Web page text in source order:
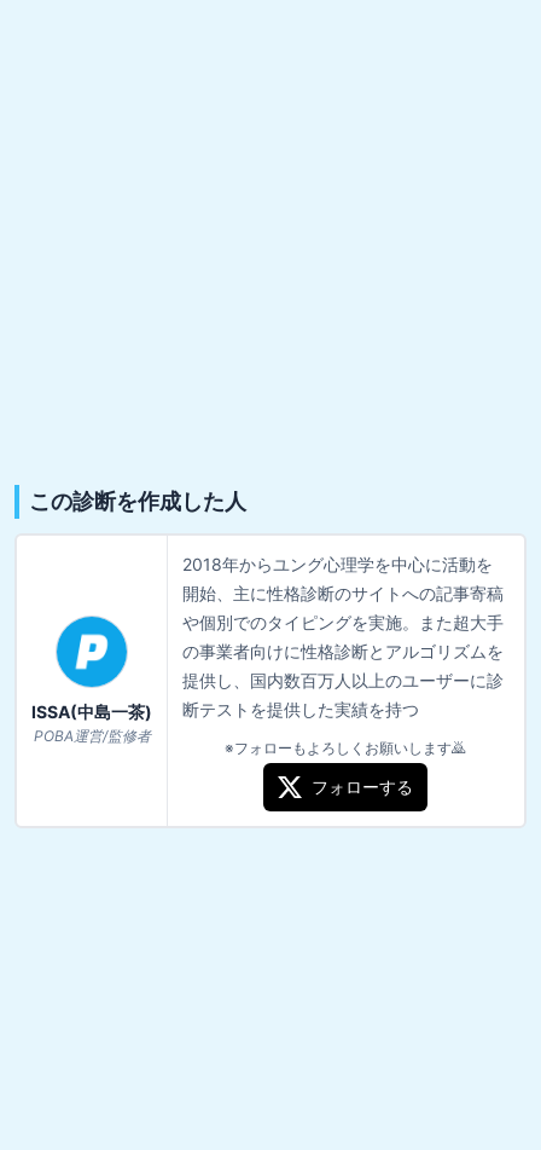
この診断を作成した人
ISSA(中島一茶)
POBA運営/監修者
2018年からユング心理学を中心に活動を
開始、主に性格診断のサイトへの記事寄稿
や個別でのタイピングを実施。また超大手
の事業者向けに性格診断とアルゴリズムを
提供し、国内数百万人以上のユーザーに診
断テストを提供した実績を持つ
※フォローもよろしくお願いします🙇
フォローする